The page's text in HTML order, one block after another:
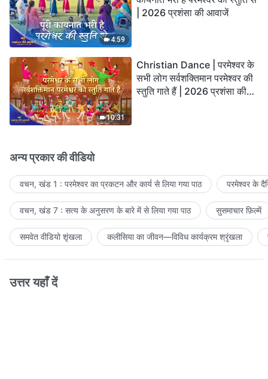
4:59
| 2026 प्रशंसा की आवाजें
10:31
Christian Dance | परमेश्वर के
सभी लोग सर्वशक्तिमान परमेश्वर की
स्तुति गाते हैं | 2026 प्रशंसा की
अन्य प्रकार की वीडियो
वचन, खंड 1 : परमेश्वर का प्रकटन और कार्य से लिया गया पाठ परमेश्वर के
वचन, खंड 7 : सत्य के अनुसरण के बारे में से लिया गया पाठ सुसमाचार फ़िल्में
समवेत वीडियो शृंखला कलीसिया का जीवन—विविध कार्यक्रम श्रृंखला
उत्तर यहाँ दें